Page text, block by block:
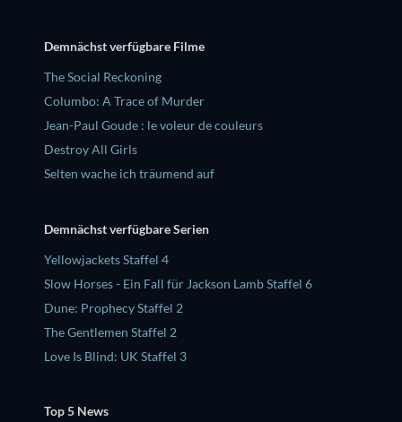
Demnächst verfügbare Filme
The Social Reckoning
Columbo: A Trace of Murder
Jean-Paul Goude : le voleur de couleurs
Destroy All Girls
Selten wache ich träumend auf
Demnächst verfügbare Serien
Yellowjackets Staffel 4
Slow Horses - Ein Fall für Jackson Lamb Staffel 6
Dune: Prophecy Staffel 2
The Gentlemen Staffel 2
Love Is Blind: UK Staffel 3
Top 5 News